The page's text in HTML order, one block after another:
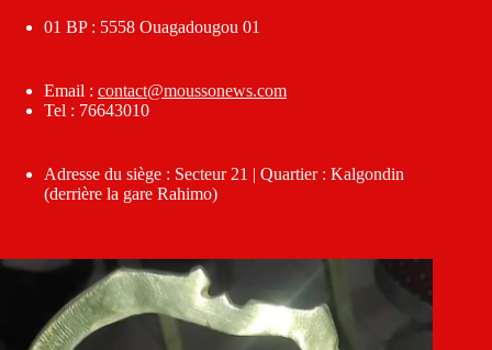
01 BP : 5558 Ouagadougou 01
Email : contact@moussonews.com
Tel : 76643010
Adresse du siège : Secteur 21 | Quartier : Kalgondin
(derrière la gare Rahimo)